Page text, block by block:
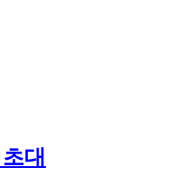
대